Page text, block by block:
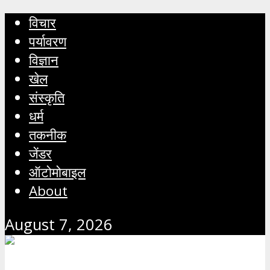
विचार
पर्यावरण
विज्ञान
खेल
संस्कृति
धर्म
तकनीक
जेंडर
ऑटोमोबाइल
About
August 7, 2026